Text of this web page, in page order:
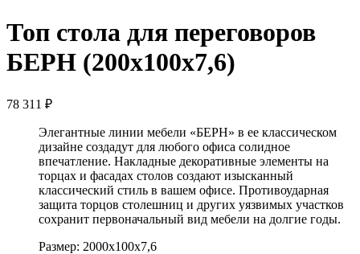
Топ стола для переговоров
БЕРН (200x100x7,6)
78 311 ₽
Элегантные линии мебели «БЕРН» в ее классическом
дизайне создадут для любого офиса солидное
впечатление. Накладные декоративные элементы на
торцах и фасадах столов создают изысканный
классический стиль в вашем офисе. Противоударная
защита торцов столешниц и других уязвимых участков
сохранит первоначальный вид мебели на долгие годы.
Размер: 2000x100x7,6